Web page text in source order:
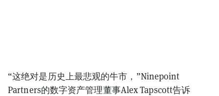
“这绝对是历史上最悲观的牛市，”Ninepoint
Partners的数字资产管理董事Alex Tapscott告诉